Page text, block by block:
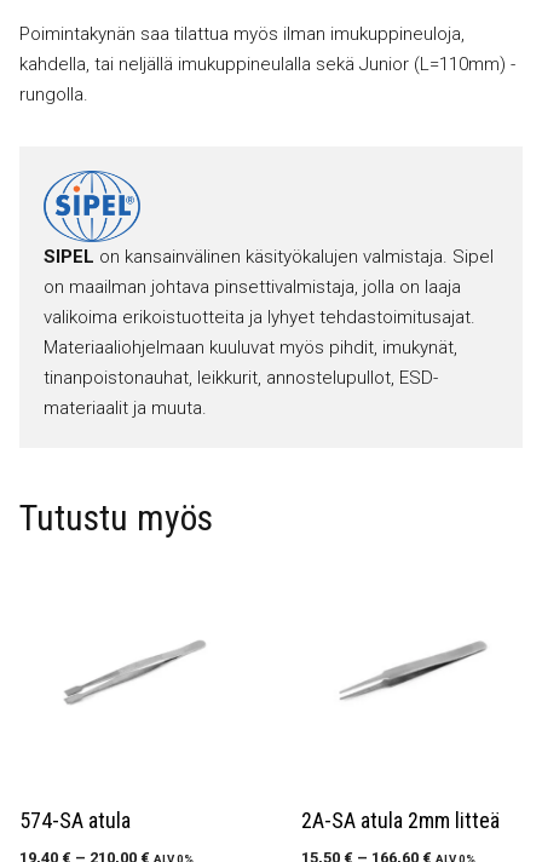
Poimintakynän saa tilattua myös ilman imukuppineuloja,
kahdella, tai neljällä imukuppineulalla sekä Junior (L=110mm) -
rungolla.
SIPEL on kansainvälinen käsityökalujen valmistaja. Sipel
on maailman johtava pinsettivalmistaja, jolla on laaja
valikoima erikoistuotteita ja lyhyet tehdastoimitusajat.
Materiaaliohjelmaan kuuluvat myös pihdit, imukynät,
tinanpoistonauhat, leikkurit, annostelupullot, ESD-
materiaalit ja muuta.
Tutustu myös
574-SA atula
19,40 € – 210,00 € ALV 0%
2A-SA atula 2mm litteä
15,50 € – 166,60 € ALV 0%